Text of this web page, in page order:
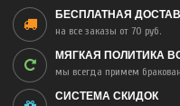
БЕСПЛАТНАЯ
на все заказы от 70 руб.
МЯГКАЯ ПОЛИТИКА
мы всегда примем
СИСТЕМА СКИДОК